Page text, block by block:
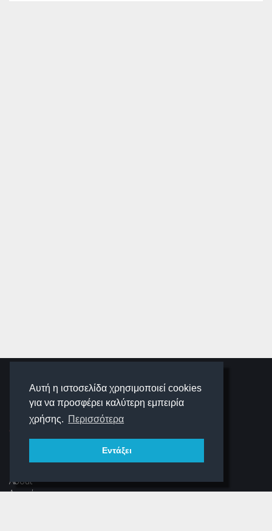
Αυτή η ιστοσελίδα χρησιμοποιεί cookies
για να προσφέρει καλύτερη εμπειρία
χρήσης. Περισσότερα
Εντάξει
SCHOOLIGANS
SCHOOLWAVE
ΠΛΟΉΓΗΣΗ
About
Αρχική